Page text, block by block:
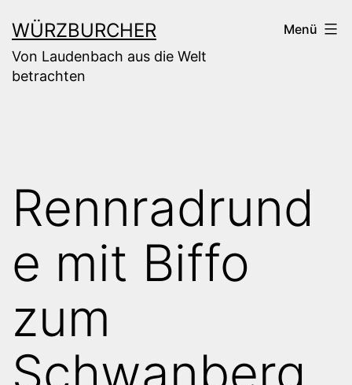
Inhalt
springen
WÜRZBURCHER
Von Laudenbach aus die Welt
betrachten
Menü
Rennradrund
e mit Biffo
zum
Schwanberg